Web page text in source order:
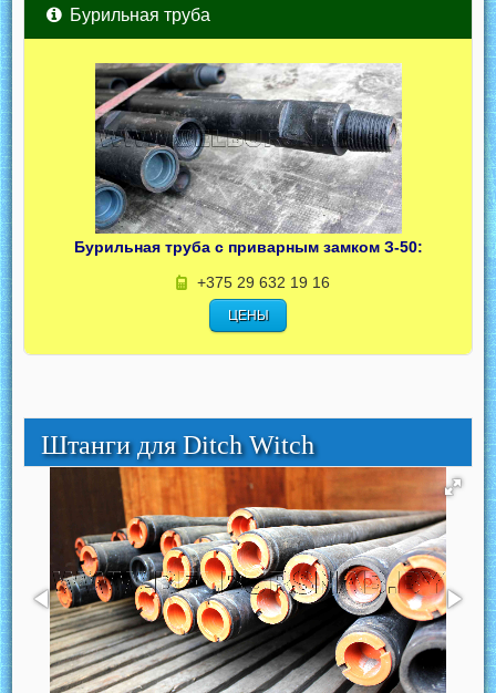
Бурильная труба
Бурильная труба с приварным замком З-50:
+375 29 632 19 16
ЦЕНЫ
Штанги для Ditch Witch